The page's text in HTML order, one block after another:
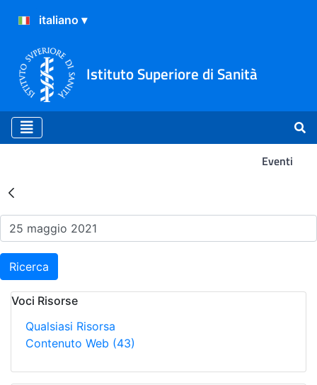
Istituto Superiore di Sanità
Eventi
Risultati della Ricerca -
Ricerca
Voci Risorse
Qualsiasi Risorsa
Contenuto Web (43)